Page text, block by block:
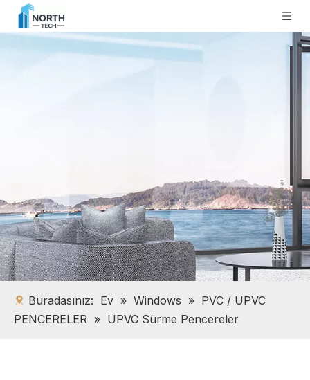
Buradasınız: Ev » Windows » PVC / UPVC
PENCERELER » UPVC Sürme Pencereler